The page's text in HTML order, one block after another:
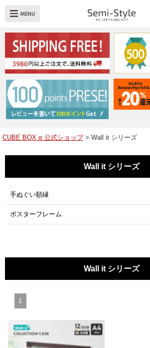
：透明扉 引き出し LED
へ戻る
品一覧
A
料・お支払いについて
社概要
CUBE BOX α 公式ショップ> Wall it シリーズ
Wall it シリーズ
手ぬぐい額縁
ポスターフレーム
Wall it シリーズ
1